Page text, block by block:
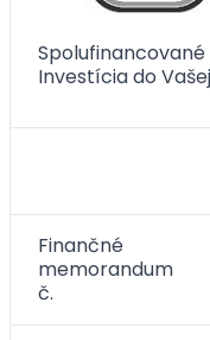
Investícia do
Finančné
memorandum
č.